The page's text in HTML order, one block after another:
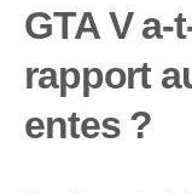
GTA V
rapport
entes ?